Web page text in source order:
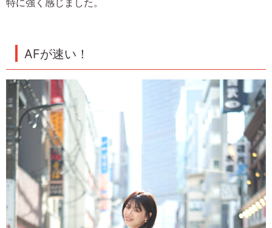
特に強く感じました。
AFが速い！